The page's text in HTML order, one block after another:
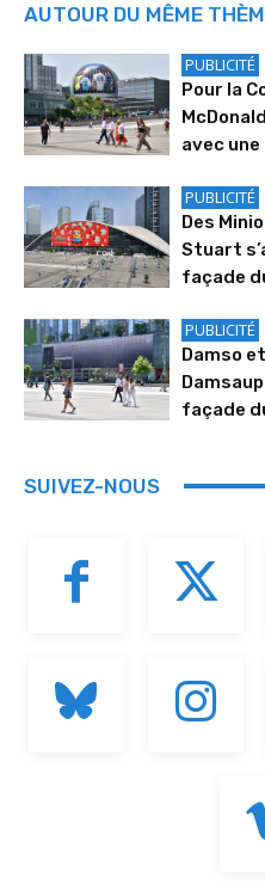
AUTOUR DU MÊME
PUBLICITÉ
Pour la
avec
PUBLICITÉ
Des
Stuart
façade
PUBLICITÉ
Damso
façade
SUIVEZ-NOUS